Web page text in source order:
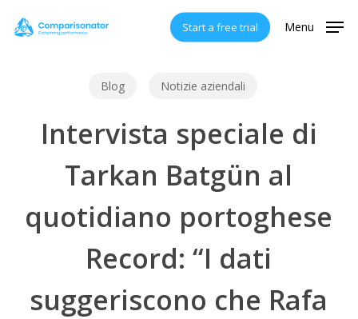
Start a free trial Menu
Blog Notizie aziendali
Intervista speciale di
Tarkan Batgün al
quotidiano portoghese
Record: “I dati
suggeriscono che Rafa